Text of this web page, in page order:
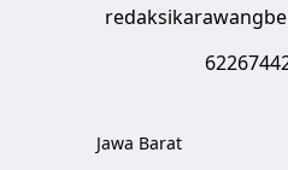
Jawa Barat